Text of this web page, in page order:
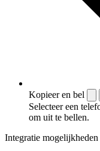
Kopieer en bel
Selecteer een
om uit te bellen.
Integratie mogelijkheden